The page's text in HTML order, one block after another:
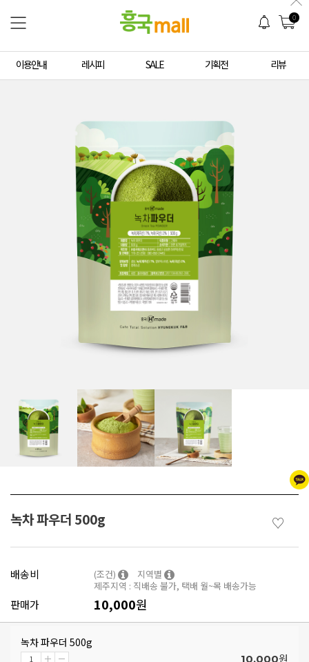
0
이용안내 레시피 SALE 기획전 리뷰
녹차 파우더 500g ♡
배송비 (조건)
지역별
제주지역 : 직배송 불가, 택배 월~목 배송가능
판매가 10,000원
녹차 파우더 500g
10,000원